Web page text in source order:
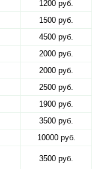
1200 руб.
1500 руб.
4500 руб.
2000 руб.
2000 руб.
2500 руб.
1900 руб.
3500 руб.
10000 руб.
3500 руб.